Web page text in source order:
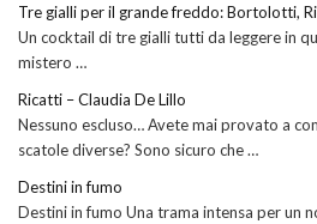
Tre gialli per il grande freddo: Bortolotti,
Un cocktail di tre gialli tutti da leggere in
mistero …
Ricatti – Claudia De Lillo
Nessuno escluso… Avete mai provato a
scatole diverse? Sono sicuro che …
Destini in fumo
Destini in fumo Una trama intensa per un